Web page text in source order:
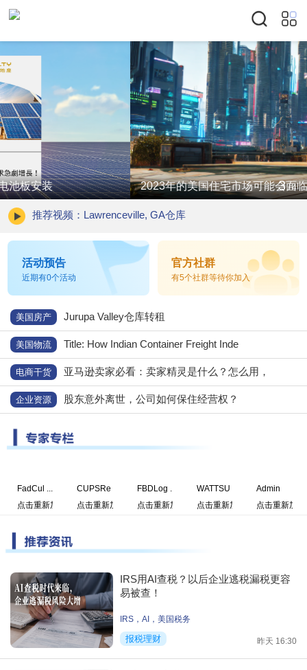
2023年的美国住宅市场可能会面临以下挑战 3/4
推荐视频：Lawrenceville, GA仓库
活动预告
近期有0个活动
官方社群
有5个社群等待你加入
美国房产 Jurupa Valley仓库转租
美国物流 Title: How Indian Container Freight Inde
电商干货 亚马逊卖家必看：卖家精灵是什么？怎么用，
企业资源 股东意外离世，公司如何保住经营权？
FadCul ...
点击重新加载
CUPSRe ...
点击重新加载
FBDLog ...
点击重新加载
WATTSU ...
点击重新加载
Admin
点击重新加载
IRS用AI查税？以后企业逃税漏税更容
易被查！
报税理财 昨天 16:30
IRS ， AI ， 美国税务